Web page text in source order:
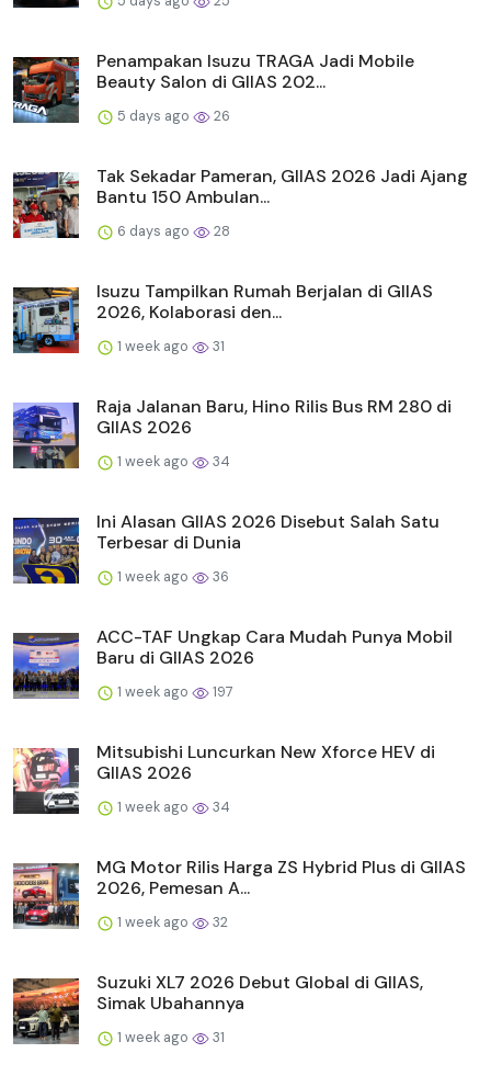
Penampakan Isuzu TRAGA Jadi Mobile
Beauty Salon di GIIAS 202...
5 days ago 26
Tak Sekadar Pameran, GIIAS 2026 Jadi Ajang
Bantu 150 Ambulan...
6 days ago 28
Isuzu Tampilkan Rumah Berjalan di GIIAS
2026, Kolaborasi den...
1 week ago 31
Raja Jalanan Baru, Hino Rilis Bus RM 280 di
GIIAS 2026
1 week ago 34
Ini Alasan GIIAS 2026 Disebut Salah Satu
Terbesar di Dunia
1 week ago 36
ACC-TAF Ungkap Cara Mudah Punya Mobil
Baru di GIIAS 2026
1 week ago 197
Mitsubishi Luncurkan New Xforce HEV di
GIIAS 2026
1 week ago 34
MG Motor Rilis Harga ZS Hybrid Plus di GIIAS
2026, Pemesan A...
1 week ago 32
Suzuki XL7 2026 Debut Global di GIIAS,
Simak Ubahannya
1 week ago 31